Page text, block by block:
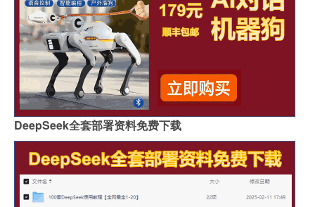
DeepSeek全套部署资料免费下载